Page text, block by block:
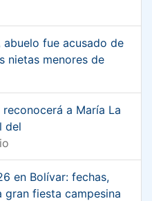
abuelo fue acusado de
nietas menores de
a María La
del
en Bolívar: fechas,
fiesta campesina